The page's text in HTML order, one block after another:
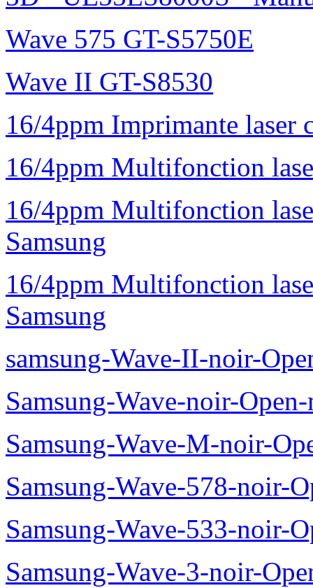
Wave 575 GT-S5750E
Wave II GT-S8530
16/4ppm Imprimante laser
16/4ppm Multifonction
16/4ppm Multifonction
Samsung
16/4ppm Multifonction
Samsung
samsung-Wave-II-noir-
Samsung-Wave-noir-
Samsung-Wave-M-noir-
Samsung-Wave-578-noir-
Samsung-Wave-533-noir-
Samsung-Wave-3-noir-